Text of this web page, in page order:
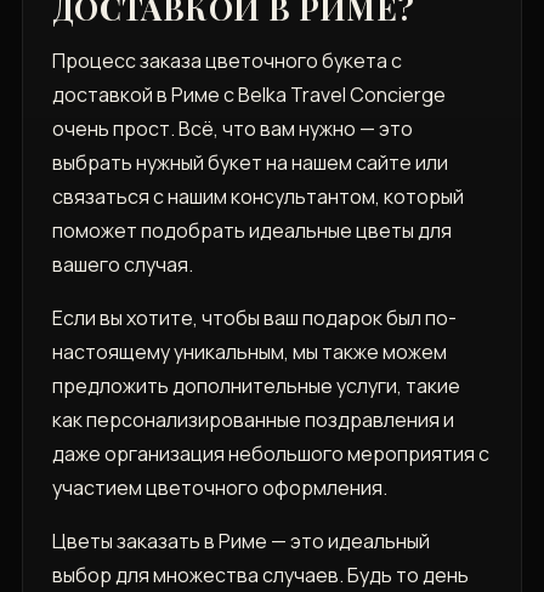
Процесс заказа цветочного букета с
доставкой в Риме с Belka Travel Concierge
очень прост. Всё, что вам нужно — это
выбрать нужный букет на нашем сайте или
связаться с нашим консультантом, который
поможет подобрать идеальные цветы для
вашего случая.
Если вы хотите, чтобы ваш подарок был по-
настоящему уникальным, мы также можем
предложить дополнительные услуги, такие
как персонализированные поздравления и
даже организация небольшого мероприятия с
участием цветочного оформления.
Цветы заказать в Риме — это идеальный
выбор для множества случаев. Будь то день